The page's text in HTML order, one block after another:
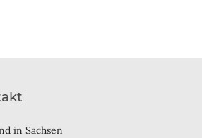
in Sachsen